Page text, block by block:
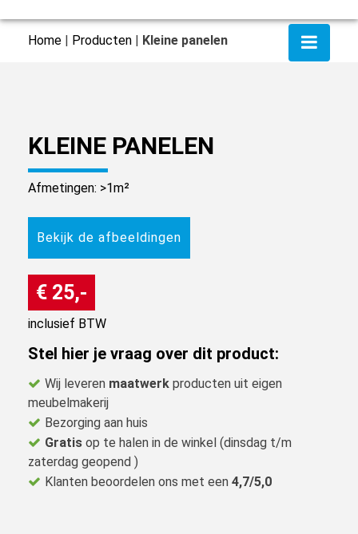
Home | Producten | Kleine panelen
KLEINE PANELEN
Afmetingen: >1m²
Bekijk de afbeeldingen
€ 25,-
inclusief BTW
Stel hier je vraag over dit product:
Wij leveren maatwerk producten uit eigen
meubelmakerij
Bezorging aan huis
Gratis op te halen in de winkel (dinsdag t/m
zaterdag geopend )
Klanten beoordelen ons met een 4,7/5,0